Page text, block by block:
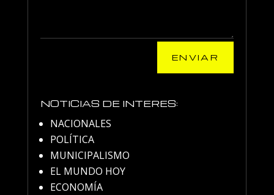
ENVIAR
NOTICIAS DE INTERES:
NACIONALES
POLÍTICA
MUNICIPALISMO
EL MUNDO HOY
ECONOMÍA